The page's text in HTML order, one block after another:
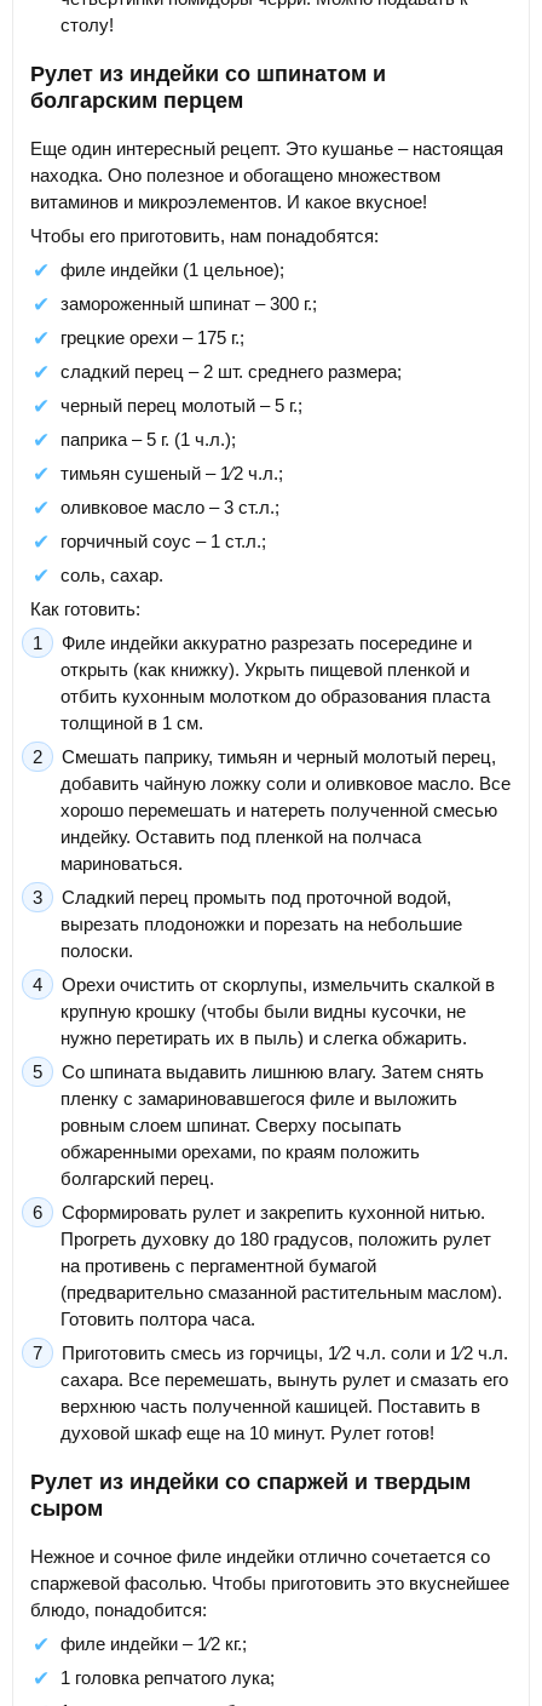
столу!
Рулет из индейки со шпинатом и
болгарским перцем
Еще один интересный рецепт. Это кушанье – настоящая
находка. Оно полезное и обогащено множеством
витаминов и микроэлементов. И какое вкусное!
Чтобы его приготовить, нам понадобятся:
филе индейки (1 цельное);
замороженный шпинат – 300 г.;
грецкие орехи – 175 г.;
сладкий перец – 2 шт. среднего размера;
черный перец молотый – 5 г.;
паприка – 5 г. (1 ч.л.);
тимьян сушеный – 1⁄2 ч.л.;
оливковое масло – 3 ст.л.;
горчичный соус – 1 ст.л.;
соль, сахар.
Как готовить:
Филе индейки аккуратно разрезать посередине и
открыть (как книжку). Укрыть пищевой пленкой и
отбить кухонным молотком до образования пласта
толщиной в 1 см.
Смешать паприку, тимьян и черный молотый перец,
добавить чайную ложку соли и оливковое масло. Все
хорошо перемешать и натереть полученной смесью
индейку. Оставить под пленкой на полчаса
мариноваться.
Сладкий перец промыть под проточной водой,
вырезать плодоножки и порезать на небольшие
полоски.
Орехи очистить от скорлупы, измельчить скалкой в
крупную крошку (чтобы были видны кусочки, не
нужно перетирать их в пыль) и слегка обжарить.
Со шпината выдавить лишнюю влагу. Затем снять
пленку с замариновавшегося филе и выложить
ровным слоем шпинат. Сверху посыпать
обжаренными орехами, по краям положить
болгарский перец.
Сформировать рулет и закрепить кухонной нитью.
Прогреть духовку до 180 градусов, положить рулет
на противень с пергаментной бумагой
(предварительно смазанной растительным маслом).
Готовить полтора часа.
Приготовить смесь из горчицы, 1⁄2 ч.л. соли и 1⁄2 ч.л.
сахара. Все перемешать, вынуть рулет и смазать его
верхнюю часть полученной кашицей. Поставить в
духовой шкаф еще на 10 минут. Рулет готов!
Рулет из индейки со спаржей и твердым
сыром
Нежное и сочное филе индейки отлично сочетается со
спаржевой фасолью. Чтобы приготовить это вкуснейшее
блюдо, понадобится:
филе индейки – 1⁄2 кг.;
1 головка репчатого лука;